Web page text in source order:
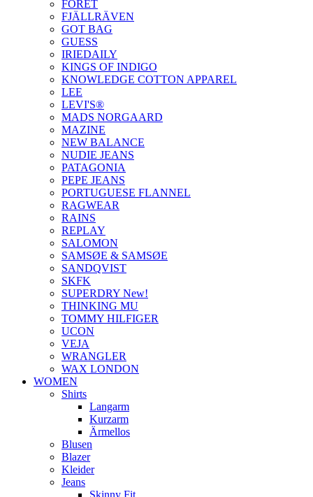
FORET
FJÄLLRÄVEN
GOT BAG
GUESS
IRIEDAILY
KINGS OF INDIGO
KNOWLEDGE COTTON APPAREL
LEE
LEVI'S®
MADS NORGAARD
MAZINE
NEW BALANCE
NUDIE JEANS
PATAGONIA
PEPE JEANS
PORTUGUESE FLANNEL
RAGWEAR
RAINS
REPLAY
SALOMON
SAMSØE & SAMSØE
SANDQVIST
SKFK
SUPERDRY New!
THINKING MU
TOMMY HILFIGER
UCON
VEJA
WRANGLER
WAX LONDON
WOMEN
Shirts
Langarm
Kurzarm
Ärmellos
Blusen
Blazer
Kleider
Jeans
Skinny Fit